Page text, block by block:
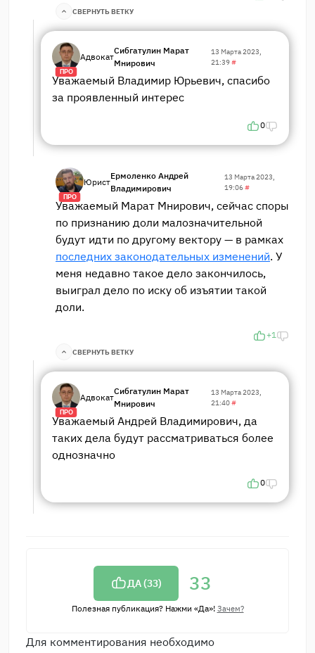
СВЕРНУТЬ ВЕТКУ
ПРО
Адвокат
Сибгатулин Марат
Мнирович
13 Марта 2023,
21:39#
Уважаемый Владимир Юрьевич, спасибо
за проявленный интерес
0
ПРО
Юрист
Ермоленко Андрей
Владимирович
13 Марта 2023,
19:06#
Уважаемый Марат Мнирович, сейчас споры
по признанию доли малозначительной
будут идти по другому вектору — в рамках
последних законодательных изменений. У
меня недавно такое дело закончилось,
выиграл дело по иску об изъятии такой
доли.
+1
СВЕРНУТЬ ВЕТКУ
ПРО
Адвокат
Сибгатулин Марат
Мнирович
13 Марта 2023,
21:40#
Уважаемый Андрей Владимирович, да
таких дела будут рассматриваться более
однозначно
0
ДА (33) 33
Полезная публикация? Нажми «Да»! Зачем?
Для комментирования необходимо